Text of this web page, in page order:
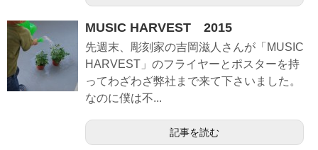
MUSIC HARVEST 2015
先週末、彫刻家の吉岡滋人さんが「MUSIC
HARVEST」のフライヤーとポスターを持
ってわざわざ弊社まで来て下さいました。
なのに僕は不...
記事を読む